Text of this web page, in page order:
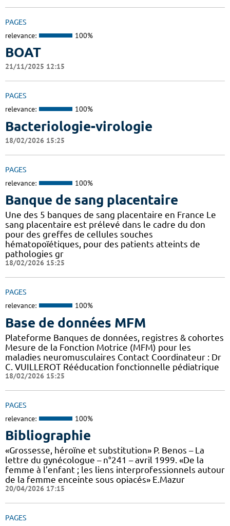
PAGES
relevance: 100%
BOAT
21/11/2025 12:15
PAGES
relevance: 100%
Bacteriologie-virologie
18/02/2026 15:25
PAGES
relevance: 100%
Banque de sang placentaire
Une des 5 banques de sang placentaire en France Le
sang placentaire est prélevé dans le cadre du don
pour des greffes de cellules souches
hématopoïétiques, pour des patients atteints de
pathologies gr
18/02/2026 15:25
PAGES
relevance: 100%
Base de données MFM
Plateforme Banques de données, registres & cohortes
Mesure de la Fonction Motrice (MFM) pour les
maladies neuromusculaires Contact Coordinateur : Dr
C. VUILLEROT Rééducation fonctionnelle pédiatrique
18/02/2026 15:25
PAGES
relevance: 100%
Bibliographie
«Grossesse, héroïne et substitution» P. Benos – La
lettre du gynécologue – n°241 – avril 1999. «De la
femme à l’enfant ; les liens interprofessionnels autour
de la femme enceinte sous opiacés» E.Mazur
20/04/2026 17:15
PAGES